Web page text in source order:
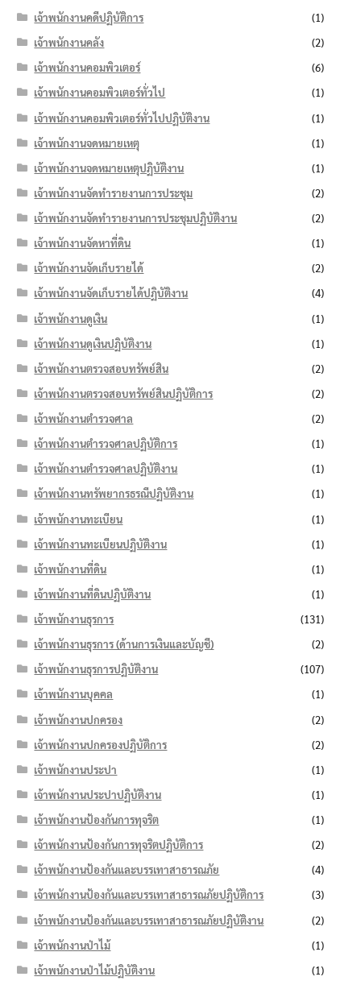
เจ้าพนักงานคดีปฏิบัติการ
(1)
เจ้าพนักงานคลัง
(2)
เจ้าพนักงานคอมพิวเตอร์
(6)
เจ้าพนักงานคอมพิวเตอร์ทั่วไป
(1)
เจ้าพนักงานคอมพิวเตอร์ทั่วไปปฏิบัติงาน
(1)
เจ้าพนักงานจดหมายเหตุ
(1)
เจ้าพนักงานจดหมายเหตุปฏิบัติงาน
(1)
เจ้าพนักงานจัดทำรายงานการประชุม
(2)
เจ้าพนักงานจัดทำรายงานการประชุมปฏิบัติงาน
(2)
เจ้าพนักงานจัดหาที่ดิน
(1)
เจ้าพนักงานจัดเก็บรายได้
(2)
เจ้าพนักงานจัดเก็บรายได้ปฏิบัติงาน
(4)
เจ้าพนักงานดูเงิน
(1)
เจ้าพนักงานดูเงินปฏิบัติงาน
(1)
เจ้าพนักงานตรวจสอบทรัพย์สิน
(2)
เจ้าพนักงานตรวจสอบทรัพย์สินปฏิบัติการ
(2)
เจ้าพนักงานตำรวจศาล
(2)
เจ้าพนักงานตำรวจศาลปฏิบัติการ
(1)
เจ้าพนักงานตำรวจศาลปฏิบัติงาน
(1)
เจ้าพนักงานทรัพยากรธรณีปฏิบัติงาน
(1)
เจ้าพนักงานทะเบียน
(1)
เจ้าพนักงานทะเบียนปฏิบัติงาน
(1)
เจ้าพนักงานที่ดิน
(1)
เจ้าพนักงานที่ดินปฏิบัติงาน
(1)
เจ้าพนักงานธุรการ
(131)
เจ้าพนักงานธุรการ (ด้านการเงินและบัญชี)
(2)
เจ้าพนักงานธุรการปฏิบัติงาน
(107)
เจ้าพนักงานบุคคล
(1)
เจ้าพนักงานปกครอง
(2)
เจ้าพนักงานปกครองปฏิบัติการ
(2)
เจ้าพนักงานประปา
(1)
เจ้าพนักงานประปาปฏิบัติงาน
(1)
เจ้าพนักงานป้องกันการทุจริต
(1)
เจ้าพนักงานป้องกันการทุจริตปฏิบัติการ
(2)
เจ้าพนักงานป้องกันและบรรเทาสาธารณภัย
(4)
เจ้าพนักงานป้องกันและบรรเทาสาธารณภัยปฏิบัติการ
(3)
เจ้าพนักงานป้องกันและบรรเทาสาธารณภัยปฏิบัติงาน
(2)
เจ้าพนักงานป่าไม้
(1)
เจ้าพนักงานป่าไม้ปฏิบัติงาน
(1)